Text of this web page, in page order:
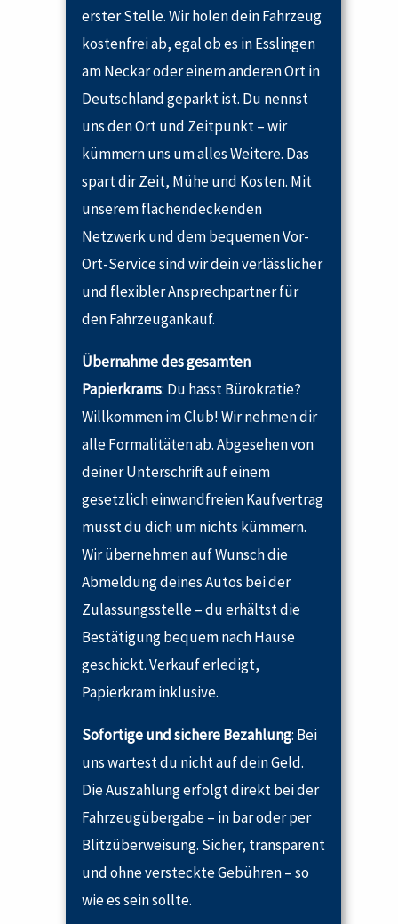
erster Stelle. Wir holen dein Fahrzeug
kostenfrei ab, egal ob es in Esslingen
am Neckar oder einem anderen Ort in
Deutschland geparkt ist. Du nennst
uns den Ort und Zeitpunkt – wir
kümmern uns um alles Weitere. Das
spart dir Zeit, Mühe und Kosten. Mit
unserem flächendeckenden
Netzwerk und dem bequemen Vor-
Ort-Service sind wir dein verlässlicher
und flexibler Ansprechpartner für
den Fahrzeugankauf.
Übernahme des gesamten
Papierkrams: Du hasst Bürokratie?
Willkommen im Club! Wir nehmen dir
alle Formalitäten ab. Abgesehen von
deiner Unterschrift auf einem
gesetzlich einwandfreien Kaufvertrag
musst du dich um nichts kümmern.
Wir übernehmen auf Wunsch die
Abmeldung deines Autos bei der
Zulassungsstelle – du erhältst die
Bestätigung bequem nach Hause
geschickt. Verkauf erledigt,
Papierkram inklusive.
Sofortige und sichere Bezahlung: Bei
uns wartest du nicht auf dein Geld.
Die Auszahlung erfolgt direkt bei der
Fahrzeugübergabe – in bar oder per
Blitzüberweisung. Sicher, transparent
und ohne versteckte Gebühren – so
wie es sein sollte.